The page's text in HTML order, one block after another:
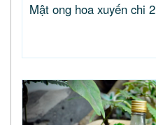
Mật ong hoa xuyến chi 2